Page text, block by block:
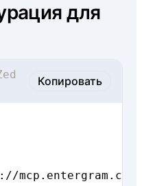
для
Копировать